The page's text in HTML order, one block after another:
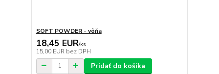
SOFT POWDER - vôňa
18,45 EUR/ks
15,00 EUR bez DPH
Pridať do košíka